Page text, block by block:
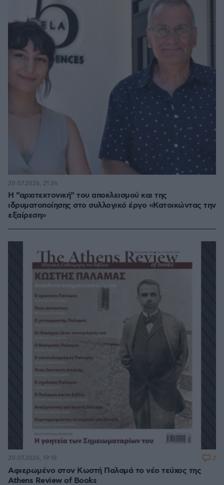
Η "αρχιτεκτονική" του αποκλεισμού και της
ιδρυματοποίησης στο συλλογικό έργο «Κατοικώντας την
εξαίρεση»
20.07.2026, 21:26
Αφιερωμένο στον Κωστή Παλαμά το νέο τεύχος της
Athens Review of Books
20.07.2026, 19:18 2